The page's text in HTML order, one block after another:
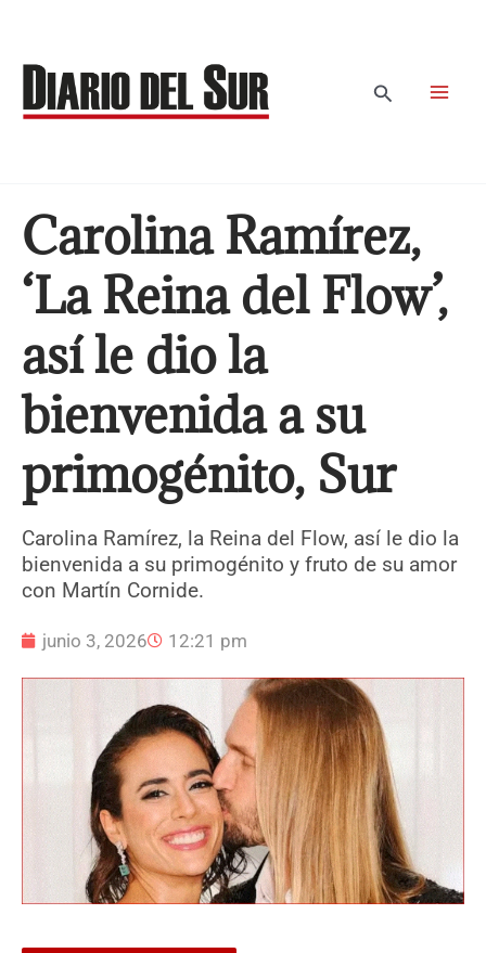
contenido
Buscar
Carolina Ramírez,
‘La Reina del Flow’,
así le dio la
bienvenida a su
primogénito, Sur
Carolina Ramírez, la Reina del Flow, así le dio la
bienvenida a su primogénito y fruto de su amor
con Martín Cornide.
junio 3, 2026 12:21 pm